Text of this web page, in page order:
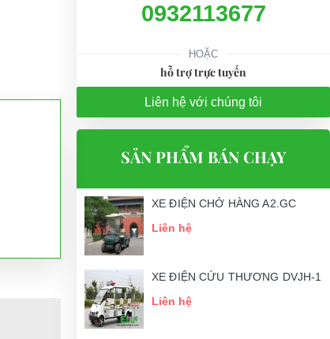
0932113677
HOẶC
hỗ trợ trực tuyến
Liên hệ với chúng tôi
SẢN PHẨM BÁN CHẠY
XE ĐIỆN CHỞ HÀNG A2.GC
Liên hệ
XE ĐIỆN CỨU THƯƠNG DVJH-1
Liên hệ